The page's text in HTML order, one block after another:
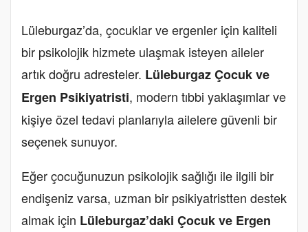
Lüleburgaz’da, çocuklar ve ergenler için kaliteli
bir psikolojik hizmete ulaşmak isteyen aileler
artık doğru adresteler. Lüleburgaz Çocuk ve
Ergen Psikiyatristi, modern tıbbi yaklaşımlar ve
kişiye özel tedavi planlarıyla ailelere güvenli bir
seçenek sunuyor.
Eğer çocuğunuzun psikolojik sağlığı ile ilgili bir
endişeniz varsa, uzman bir psikiyatristten destek
almak için Lüleburgaz’daki Çocuk ve Ergen